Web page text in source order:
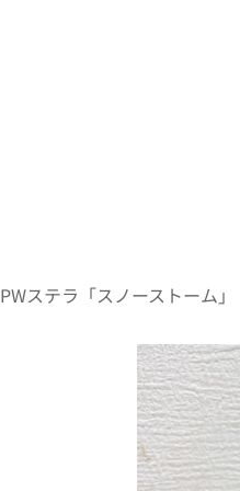
PWステラ「スノーストーム」